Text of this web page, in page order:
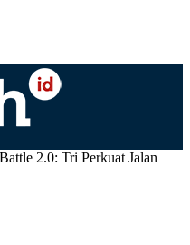
2.0: Tri Perkuat Jalan